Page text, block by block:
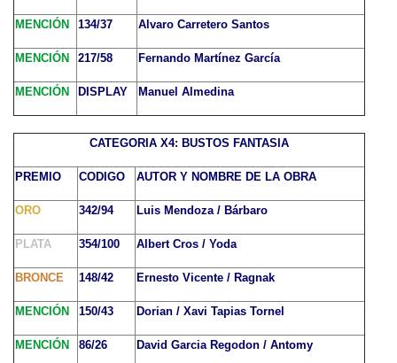
MENCIÓN 134/37 Alvaro Carretero Santos
MENCIÓN 217/58 Fernando Martínez García
MENCIÓN DISPLAY Manuel Almedina
CATEGORIA X4: BUSTOS FANTASIA
PREMIO CODIGO AUTOR Y NOMBRE DE LA OBRA
ORO 342/94 Luis Mendoza / Bárbaro
PLATA 354/100 Albert Cros / Yoda
BRONCE 148/42 Ernesto Vicente / Ragnak
MENCIÓN 150/43 Dorian / Xavi Tapias Tornel
MENCIÓN 86/26 David Garcia Regodon / Antomy